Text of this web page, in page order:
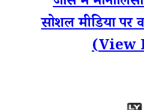
सोशल मीडिया पर
(View